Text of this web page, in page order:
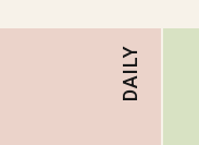
DAILY